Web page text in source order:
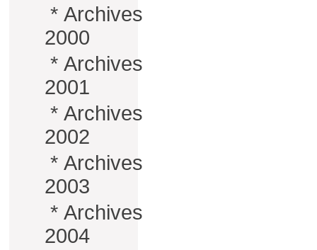
* Archives
2000
* Archives
2001
* Archives
2002
* Archives
2003
* Archives
2004